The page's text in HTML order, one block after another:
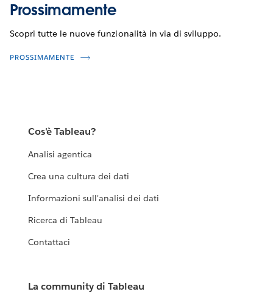
Prossimamente
Scopri tutte le nuove funzionalità in via di sviluppo.
PROSSIMAMENTE
Cos'è Tableau?
Analisi agentica
Crea una cultura dei dati
Informazioni sull'analisi dei dati
Ricerca di Tableau
Contattaci
La community di Tableau